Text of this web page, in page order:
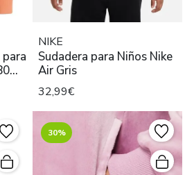
NIKE
Sudadera para Niños Nike
Air Gris
32,99€
30%